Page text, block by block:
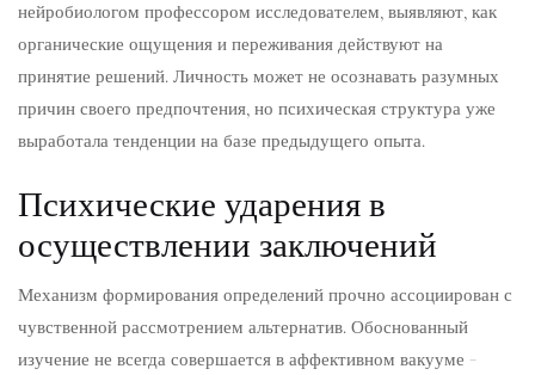
нейробиологом профессором исследователем, выявляют, как
органические ощущения и переживания действуют на
принятие решений. Личность может не осознавать разумных
причин своего предпочтения, но психическая структура уже
выработала тенденции на базе предыдущего опыта.
Психические ударения в
осуществлении заключений
Механизм формирования определений прочно ассоциирован с
чувственной рассмотрением альтернатив. Обоснованный
изучение не всегда совершается в аффективном вакууме –